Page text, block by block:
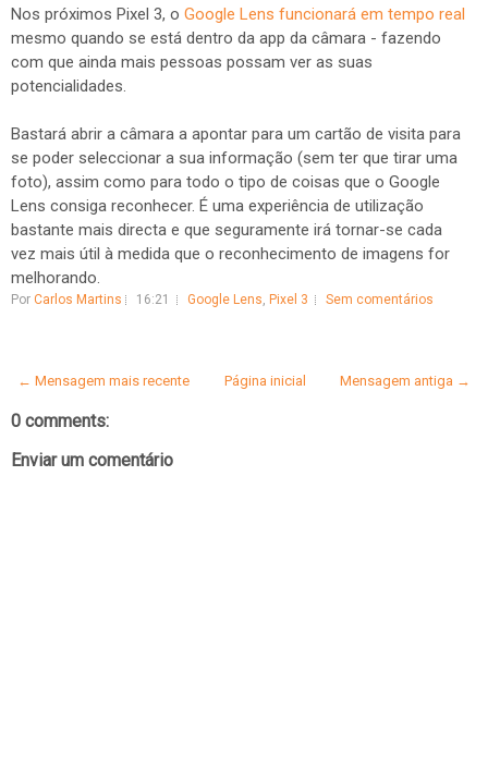
Nos próximos Pixel 3, o Google Lens funcionará em tempo real
mesmo quando se está dentro da app da câmara - fazendo
com que ainda mais pessoas possam ver as suas
potencialidades.
Bastará abrir a câmara a apontar para um cartão de visita para
se poder seleccionar a sua informação (sem ter que tirar uma
foto), assim como para todo o tipo de coisas que o Google
Lens consiga reconhecer. É uma experiência de utilização
bastante mais directa e que seguramente irá tornar-se cada
vez mais útil à medida que o reconhecimento de imagens for
melhorando.
Por Carlos Martins 16:21 Google Lens, Pixel 3 Sem comentários
← Mensagem mais recente Mensagem antiga →
Página inicial
0 comments:
Enviar um comentário